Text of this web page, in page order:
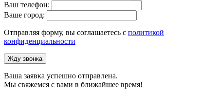
Ваш телефон:
Ваше город:
Отправляя форму, вы соглашаетесь с политикой
конфиденциальности
Жду звонка
Ваша заявка успешно отправлена.
Мы свяжемся с вами в ближайшее время!